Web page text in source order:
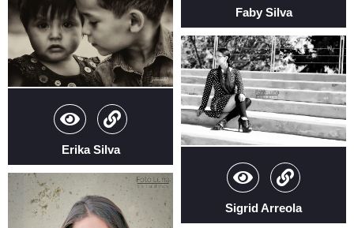
Faby Silva
Erika Silva
Sigrid Arreola